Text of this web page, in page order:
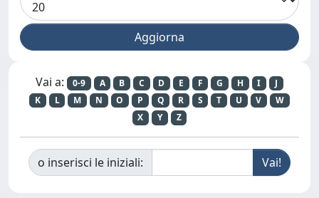
Vai a: 0-9 A B C D E F G H I
J
K
L M N O P Q R S T U V
W
X
Y Z
o inserisci le iniziali: